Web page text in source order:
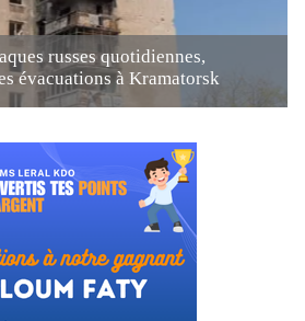
russes quotidiennes,
évacuations à Kramatorsk